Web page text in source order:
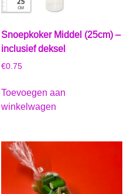
Snoepkoker Middel (25cm) –
inclusief deksel
€0.75
Toevoegen aan
winkelwagen